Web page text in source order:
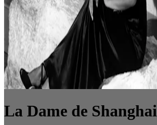
La Dame de Shanghai